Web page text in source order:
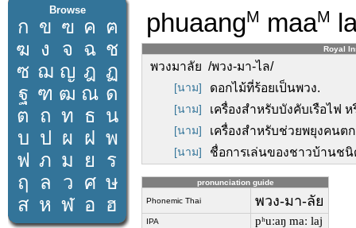
Browse
ก ข ฃ ค ฅ
ฆ ง จ ฉ ช
ซ ฌ ญ ฎ ฏ
ฐ ฑ ฒ ณ ด
ต ถ ท ธ น
บ ป ผ ฝ พ
ฟ ภ ม ย
ร
ฤ
ล ว ศ ษ
ส ห ฬ อ ฮ
phuaangM maaM
Royal
พวงมาลัย /พวง-มา-ไล/
[นาม] ดอกไม้ที่ร้อยเป็นพวง.
[นาม] เครื่องสำหรับบังคับเรือไฟ
[นาม] เครื่องสำหรับช่วยพยุงคนต
[นาม] ชื่อการเล่นของชาวบ้านชนิ
pronunciation guide
Phonemic Thai พวง-มา-ลัย
IPA pʰuːaŋ maː laj